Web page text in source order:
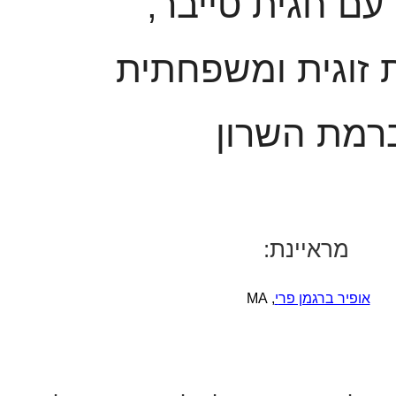
זוגית ומשפחתית
השרון
מראיינת:
אופיר ברגמן פרי, MA